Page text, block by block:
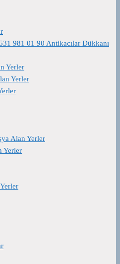
981 01 90 Antikacılar Dükkanı
Yerler
Yerler
Alan Yerler
Yerler